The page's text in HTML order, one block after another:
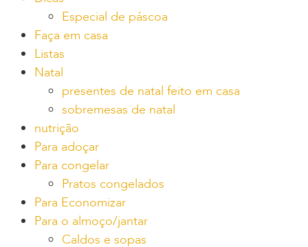
Especial de páscoa
Faça em casa
Listas
Natal
presentes de natal feito em casa
sobremesas de natal
nutrição
Para adoçar
Para congelar
Pratos congelados
Para Economizar
Para o almoço/jantar
Caldos e sopas